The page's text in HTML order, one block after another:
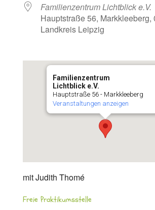
Familienzentrum Lichtblick e.V.
Hauptstraße 56, Markkleeberg,
Landkreis Leipzig
Familienzentrum
Lichtblick e.V.
Hauptstraße 56 - Markkleeberg
Veranstaltungen anzeigen
mit Judith Thomé
Freie Praktikumsstelle